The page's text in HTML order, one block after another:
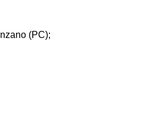
(PC);